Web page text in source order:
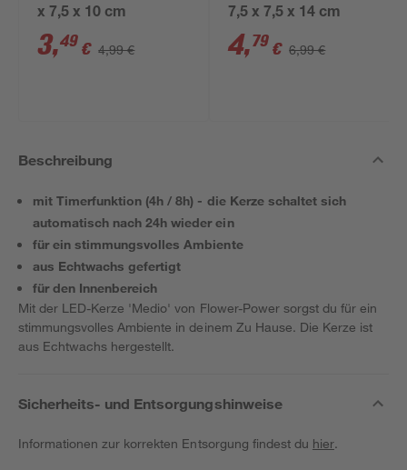
x 7,5 x 10 cm
3,49 € 4,99 €
7,5 x 7,5 x 14 cm
4,79 € 6,99 €
Beschreibung
mit Timerfunktion (4h / 8h) - die Kerze schaltet sich
automatisch nach 24h wieder ein
für ein stimmungsvolles Ambiente
aus Echtwachs gefertigt
für den Innenbereich
Mit der LED-Kerze 'Medio' von Flower-Power sorgst du für ein
stimmungsvolles Ambiente in deinem Zu Hause. Die Kerze ist
aus Echtwachs hergestellt.
Sicherheits- und Entsorgungshinweise
Informationen zur korrekten Entsorgung findest du hier.